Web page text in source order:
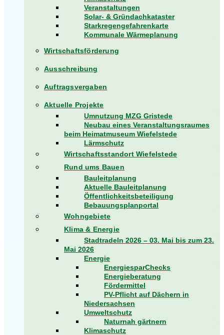
Veranstaltungen
Solar- & Gründachkataster
Starkregengefahrenkarte
Kommunale Wärmeplanung
Wirtschaftsförderung
Ausschreibung
Auftragsvergaben
Aktuelle Projekte
Umnutzung MZG Gristede
Neubau eines Veranstaltungsraumes
beim Heimatmuseum Wiefelstede
Lärmschutz
Wirtschaftsstandort Wiefelstede
Rund ums Bauen
Bauleitplanung
Aktuelle Bauleitplanung
Öffentlichkeitsbeteiligung
Bebauungsplanportal
Wohngebiete
Klima & Energie
Stadtradeln 2026 – 03. Mai bis zum 23.
Mai 2026
Energie
EnergiesparChecks
Energieberatung
Fördermittel
PV-Pflicht auf Dächern in
Niedersachsen
Umweltschutz
Naturnah gärtnern
Klimaschutz